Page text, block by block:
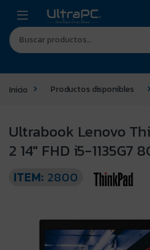
Inicio Productos disponibles
Ultrabook Lenovo
2 14″ FHD i5-1135G7
ITEM: 2800